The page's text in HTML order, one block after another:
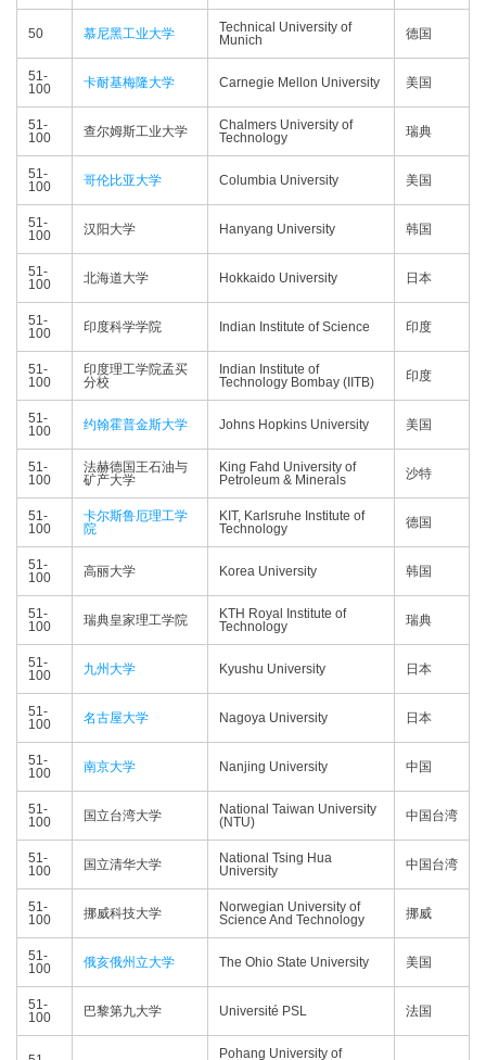
50 慕尼黑工业大学
Technical University of
Munich
德国
51-
100
卡耐基梅隆大学 Carnegie Mellon University 美国
51-
100
查尔姆斯工业大学
Chalmers University of
Technology
瑞典
51-
100
哥伦比亚大学 Columbia University 美国
51-
100
汉阳大学 Hanyang University 韩国
51-
100
北海道大学 Hokkaido University 日本
51-
100
印度科学学院 Indian Institute of Science 印度
51-
100
印度理工学院孟买
分校
Indian Institute of
Technology Bombay (IITB)
印度
51-
100
约翰霍普金斯大学 Johns Hopkins University 美国
51-
100
法赫德国王石油与
矿产大学
King Fahd University of
Petroleum & Minerals
沙特
51-
100
卡尔斯鲁厄理工学
院
KIT, Karlsruhe Institute of
Technology
德国
51-
100
高丽大学 Korea University 韩国
51-
100
瑞典皇家理工学院
KTH Royal Institute of
Technology
瑞典
51-
100
九州大学 Kyushu University 日本
51-
100
名古屋大学 Nagoya University 日本
51-
100
南京大学 Nanjing University 中国
51-
100
国立台湾大学
National Taiwan University
(NTU)
中国台湾
51-
100
国立清华大学
National Tsing Hua
University
中国台湾
51-
100
挪威科技大学
Norwegian University of
Science And Technology
挪威
51-
100
俄亥俄州立大学 The Ohio State University 美国
51-
100
巴黎第九大学 Université PSL 法国
Pohang University of